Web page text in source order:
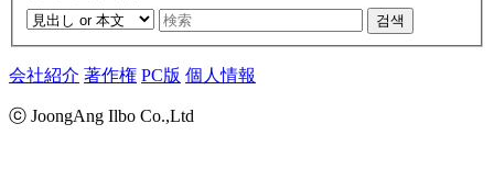
검색
会社紹介 著作権 PC版 個人情報
ⓒ JoongAng Ilbo Co.,Ltd